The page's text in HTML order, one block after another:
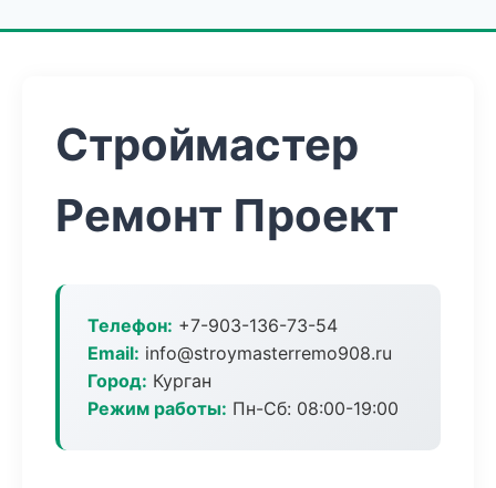
Строймастер
Ремонт Проект
Телефон: +7-903-136-73-54
Email: info@stroymasterremo908.ru
Город: Курган
Режим работы: Пн-Сб: 08:00-19:00